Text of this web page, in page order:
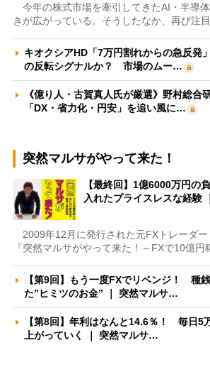
今年の株式市場を牽引してきたAI・半導
きが広がっている。そうしたなか、再び注
キオクシアHD「7万円割れからの急反発
の反転シグナルか？ 市場のムー…
《億り人・古賀真人氏が厳選》野村総合
「DX・省力化・円安」を追い風に…
突然マルサがやって来た！
【最終回】1億6000万円の
入れたプライスレスな経験
2009年12月に発行された元FXトレーダー
『突然マルサがやって来た！～FXで10億円
【第9回】もう一度FXでリベンジ！ 種
た”ヒミツのお金” ｜ 突然マルサ…
【第8回】年利はなんと14.6％！ 毎日5
上がっていく ｜ 突然マルサ…